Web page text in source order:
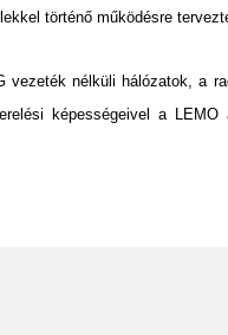
történő működésre
nélküli hálózatok, a
képességeivel a